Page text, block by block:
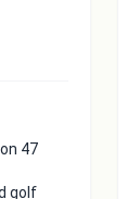
47
golf